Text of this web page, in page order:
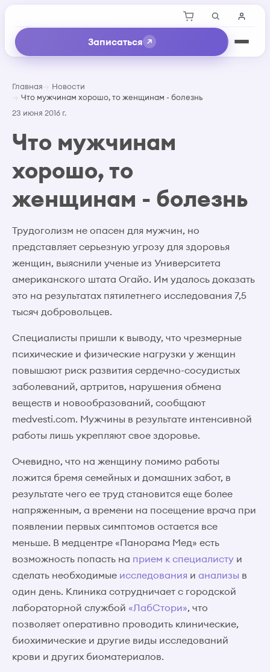
Записаться
Главная
Новости
Что мужчинам хорошо, то женщинам - болезнь
23 июня 2016 г.
Что мужчинам
хорошо, то
женщинам - болезнь
Трудоголизм не опасен для мужчин, но
представляет серьезную угрозу для здоровья
женщин, выяснили ученые из Университета
американского штата Огайо. Им удалось доказать
это на результатах пятилетнего исследования 7,5
тысяч добровольцев.
Специалисты пришли к выводу, что чрезмерные
психические и физические нагрузки у женщин
повышают риск развития сердечно-сосудистых
заболеваний, артритов, нарушения обмена
веществ и новообразований, сообщают
medvesti.com. Мужчины в результате интенсивной
работы лишь укрепляют свое здоровье.
Очевидно, что на женщину помимо работы
ложится бремя семейных и домашних забот, в
результате чего ее труд становится еще более
напряженным, а времени на посещение врача при
появлении первых симптомов остается все
меньше. В медцентре «Панорама Мед» есть
возможность попасть на прием к специалисту и
сделать необходимые исследования и анализы в
один день. Клиника сотрудничает с городской
лабораторной службой «ЛабСтори», что
позволяет оперативно проводить клинические,
биохимические и другие виды исследований
крови и других биоматериалов.